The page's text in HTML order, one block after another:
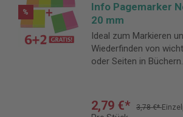
%
Info Pagemarker
20 mm
Ideal zum Markieren
Wiederfinden von
oder Seiten in Büchern.
2,79 €* 3,78 €*